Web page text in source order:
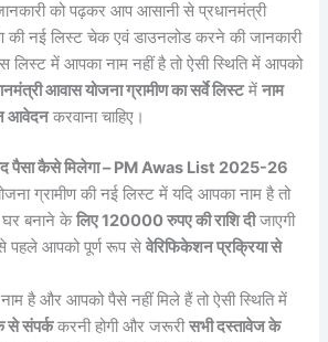
को पढ़कर आप आसानी से प्रधानमंत्री
की नई लिस्ट चेक एवं डाउनलोड करने की जानकारी
लिस्ट में आपका नाम नहीं है तो ऐसी स्थिति में आपको
आवास योजना ग्रामीण का सर्वे लिस्टमेंनाम
आवेदनकरवाना चाहिए।
पैसा कैसे मिलेगा – PM Awas List 2025-26
ग्रामीण की नई लिस्ट में यदि आपका नाम है तो
घर बनाने केलिए 120000 रुपए की राशि दीजाएगी
पहले आपको पूर्ण रूप सेवेरिफिकेशन प्रक्रिया से
है और आपको पैसे नहीं मिले हैं तो ऐसी स्थिति में
से संपर्ककरनी होगी और जरूरीसभी दस्तावेज के